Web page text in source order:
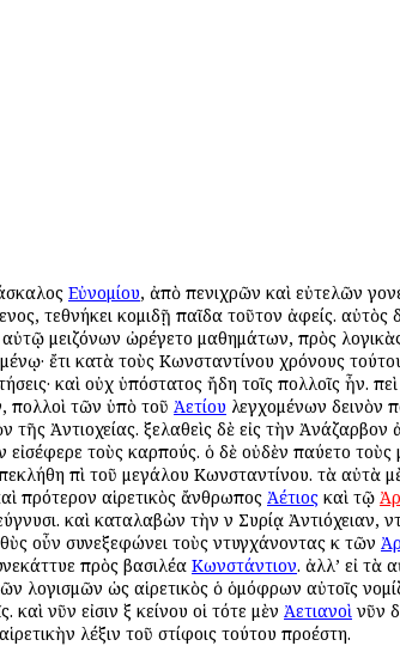
Εὐνομίου, ἀπὸ πενιχρῶν καὶ εὐτελῶν
ἐτεθνήκει κομιδῇ παῖδα τοῦτον ἀφείς. αὐτὸς
αὐτῷ μειζόνων ὠρέγετο μαθημάτων, πρὸς
ἔτι κατὰ τοὺς Κωνσταντίνου χρόνους
καὶ οὐχ ὑπόστατος ἤδη τοῖς πολλοῖς ἦν.
πολλοὶ τῶν ὑπὸ τοῦ Ἀετίου ἐλεγχομένων δεινὸν
τῆς Ἀντιοχείας. ἐξελαθεὶς δὲ εἰς τὴν
τοὺς καρπούς. ὁ δὲ οὐδὲν ἐπαύετο
ἐπὶ τοῦ μεγάλου Κωνσταντίνου. τὰ αὐτὰ
πρότερον αἱρετικὸς ἄνθρωπος Ἀέτιος καὶ τῷ
καὶ καταλαβὼν τὴν ἐν Συρίᾳ Ἀντιόχειαν,
οὖν συνεξεφώνει τοὺς ἐντυγχάνοντας ἐκ τῶν
πρὸς βασιλέα Κωνστάντιον. ἀλλ’ εἰ τὰ
λογισμῶν ὡς αἱρετικὸς ὁ ὁμόφρων αὐτοῖς
νῦν εἰσιν ἐξ ἐκείνου οἱ τότε μὲν Ἀετιανοὶ νῦν
λέξιν τοῦ στίφοις τούτου προέστη.